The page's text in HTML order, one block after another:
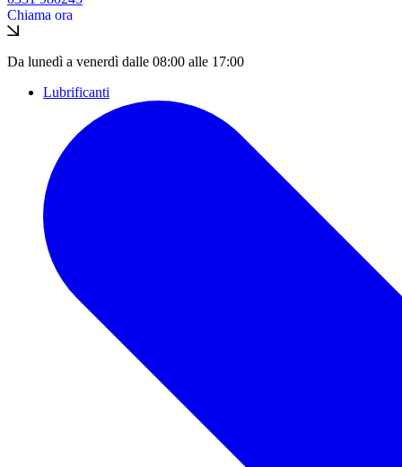
Chiama ora
Da lunedì a venerdì dalle 08:00 alle 17:00
Lubrificanti